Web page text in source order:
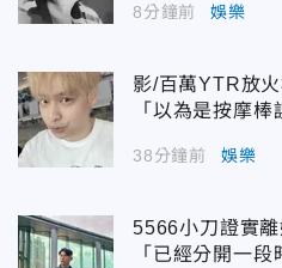
8分鐘前 娛樂
影/百萬YTR放
「以為是按摩
38分鐘前 娛樂
5566小刀證實
「已經分開一段